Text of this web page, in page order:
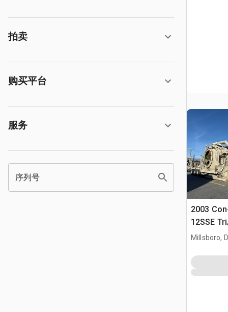
拍卖
购买平台
服务
序列号
2003
12SSE
Millsboro,